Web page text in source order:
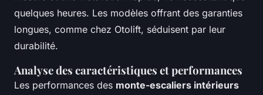
quelques heures. Les modèles offrant des garanties
longues, comme chez Otolift, séduisent par leur
durabilité.
Analyse des caractéristiques et performances
Les performances des monte-escaliers intérieurs